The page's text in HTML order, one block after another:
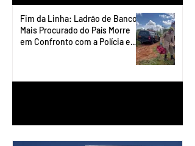
Fim da Linha: Ladrão de Banco
Mais Procurado do País Morre
em Confronto com a Polícia em